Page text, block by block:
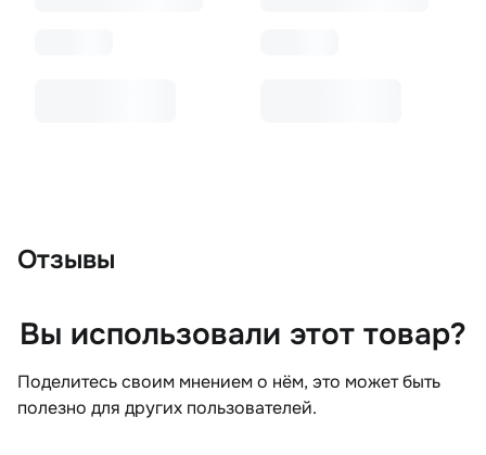
Отзывы
Вы использовали этот товар?
Поделитесь своим мнением о нём, это может быть
полезно для других пользователей.